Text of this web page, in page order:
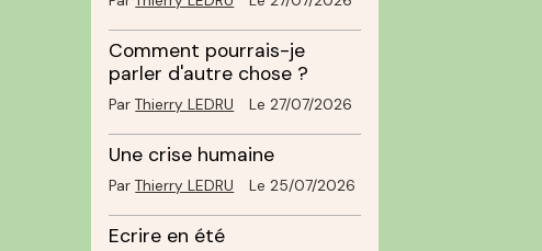
Comment pourrais-je
parler d'autre chose ?
ParThierry LEDRU Le 27/07/2026
Une crise humaine
ParThierry LEDRU Le 25/07/2026
Ecrire en été